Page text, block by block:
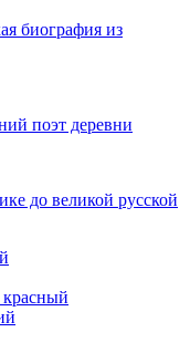
биография из
поэт деревни
до великой русской